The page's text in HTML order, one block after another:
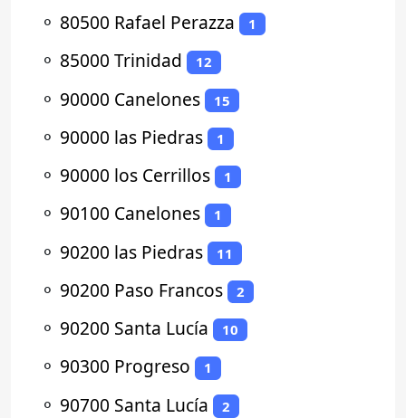
⚬ 80500 Rafael Perazza 1
⚬ 85000 Trinidad 12
⚬ 90000 Canelones 15
⚬ 90000 las Piedras 1
⚬ 90000 los Cerrillos 1
⚬ 90100 Canelones 1
⚬ 90200 las Piedras 11
⚬ 90200 Paso Francos 2
⚬ 90200 Santa Lucía 10
⚬ 90300 Progreso 1
⚬ 90700 Santa Lucía 2